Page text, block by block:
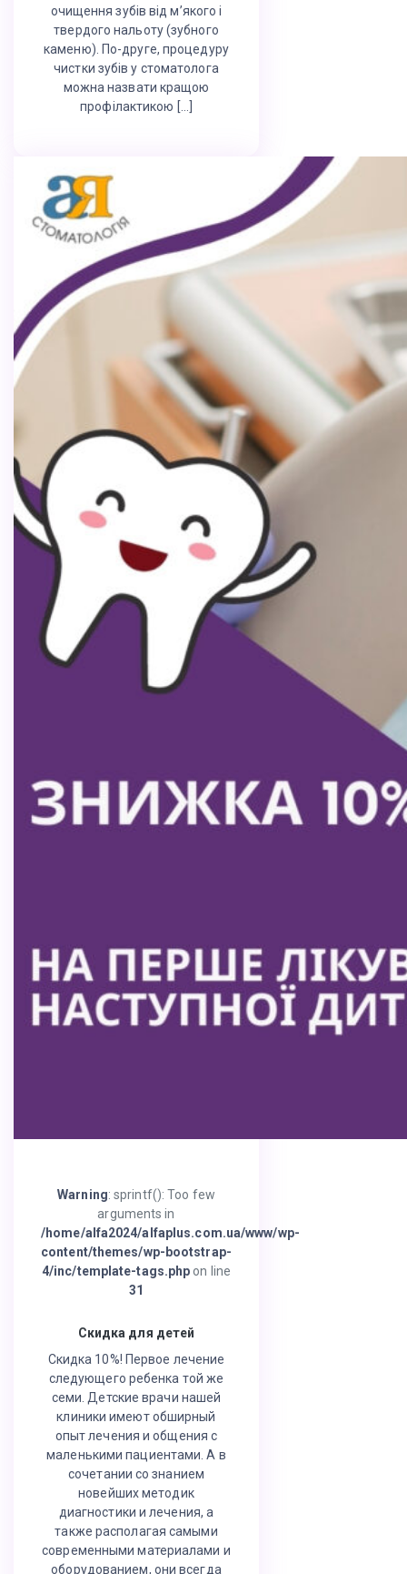
очищення зубів від м’якого і
твердого нальоту (зубного
каменю). По-друге, процедуру
чистки зубів у стоматолога
можна назвати кращою
профілактикою […]
Warning: sprintf(): Too few
arguments in
/home/alfa2024/alfaplus.com.ua/www/wp-
content/themes/wp-bootstrap-
4/inc/template-tags.php on line
31
Скидка для детей
Скидка 10%! Первое лечение
следующего ребенка той же
семи. Детские врачи нашей
клиники имеют обширный
опыт лечения и общения с
маленькими пациентами. А в
сочетании со знанием
новейших методик
диагностики и лечения, а
также располагая самыми
современными материалами и
оборудованием, они всегда